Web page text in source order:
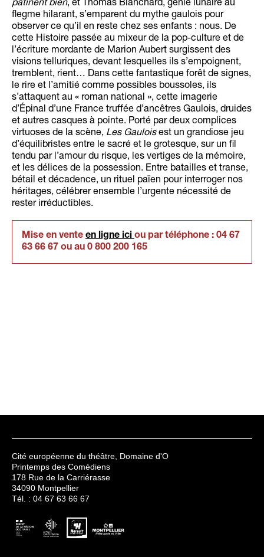
flegme hilarant, s’emparent du mythe gaulois pour
observer ce qu’il en reste chez ses enfants : nous. De
cette Histoire passée au mixeur de la pop-culture et de
l’écriture mordante de Marion Aubert surgissent des
visions telluriques, devant lesquelles ils s’empoignent,
tremblent, rient… Dans cette fantastique forêt de signes,
le rire et l’amitié comme possibles boussoles, ils
s’attaquent au « roman national », cette imagerie
d’Épinal d’une France truffée d’ancêtres Gaulois, druides
et autres casques à pointe. Porté par deux complices
virtuoses de la scène, Les Gauloisest un grandiose jeu
d’équilibristes entre le sacré et le grotesque, sur un fil
tendu par l’amour du risque, les vertiges de la mémoire,
et les délices de la possession. Entre batailles et transe,
bétail et décadence, un rituel païen pour interroger nos
héritages, célébrer ensemble l’urgente nécessité de
rester irréductibles.
Mise en vente en ligne ici ou par téléphone : 04 67
63 66 67 ou au 0 800 200 165
Cité européenne du théâtre, Domaine d'O
Printemps des Comédiens
178 Rue de la Carriérasse
34090 Montpellier
Tél. : 04 67 63 66 67